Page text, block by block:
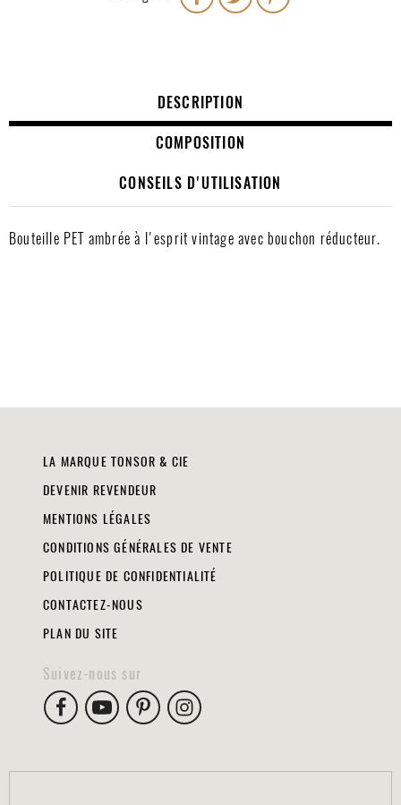
DESCRIPTION
COMPOSITION
CONSEILS D'UTILISATION
Bouteille PET ambrée à l'esprit vintage avec bouchon réducteur.
LA MARQUE TONSOR & CIE
DEVENIR REVENDEUR
MENTIONS LÉGALES
CONDITIONS GÉNÉRALES DE VENTE
POLITIQUE DE CONFIDENTIALITÉ
CONTACTEZ-NOUS
PLAN DU SITE
Suivez-nous sur
FACEBOOKYOUTUBEPINTERESTINSTAGRAM